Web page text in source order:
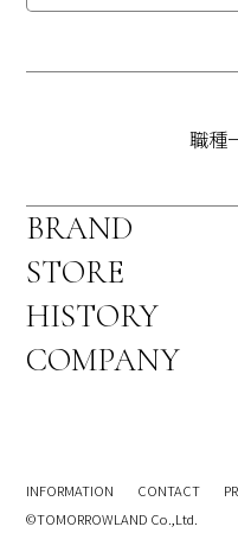
職種
BRAND
STORE
HISTORY
COMPANY
INFORMATION CONTACT
©TOMORROWLAND Co.,Ltd.